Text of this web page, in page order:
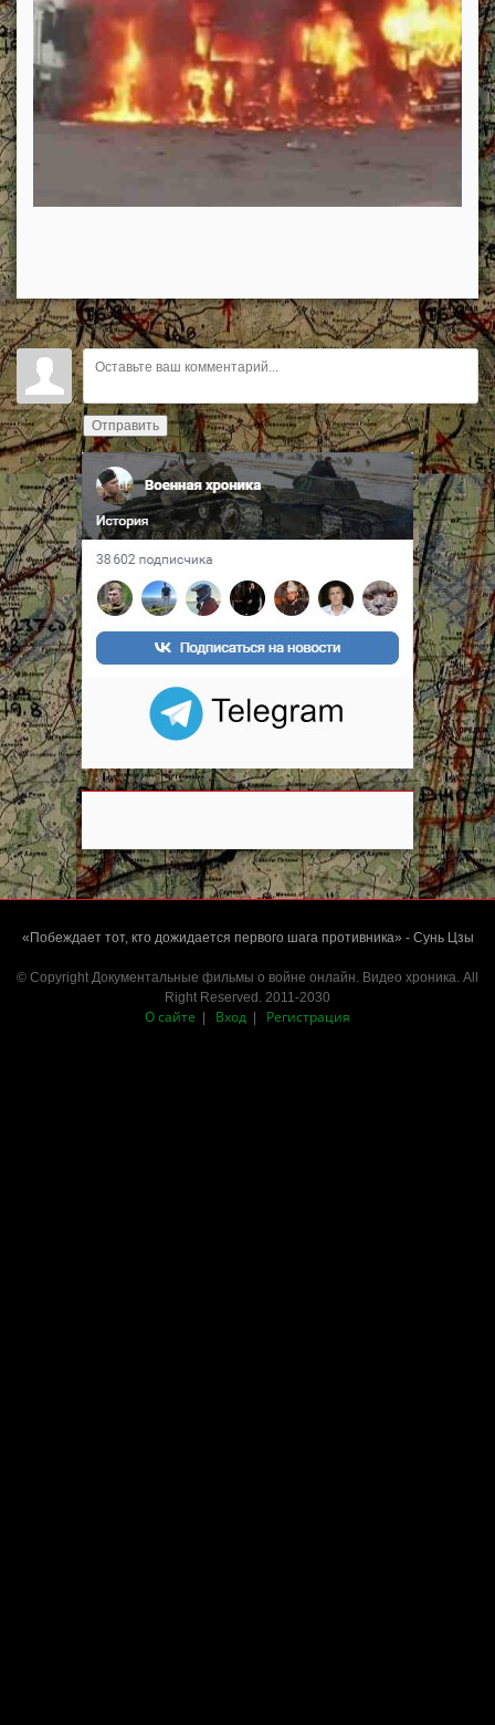
Отправить
«Побеждает тот, кто дожидается первого шага противника» - Сунь Цзы
© Copyright Документальные фильмы о войне онлайн. Видео хроника. All
Right Reserved. 2011-2030
О сайте Вход Регистрация